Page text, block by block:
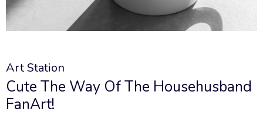
Art Station
Cute The Way Of The Househusband
FanArt!